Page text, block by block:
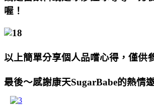
喔！
以上簡單分享個人品嚐心得，僅供
最後～感謝康天SugarBabe的熱情